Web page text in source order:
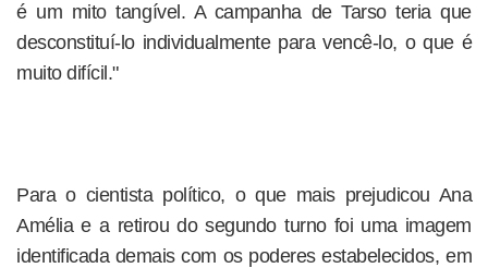
é um mito tangível. A campanha de Tarso teria que
desconstituí-lo individualmente para vencê-lo, o que é
muito difícil."
Para o cientista político, o que mais prejudicou Ana
Amélia e a retirou do segundo turno foi uma imagem
identificada demais com os poderes estabelecidos, em